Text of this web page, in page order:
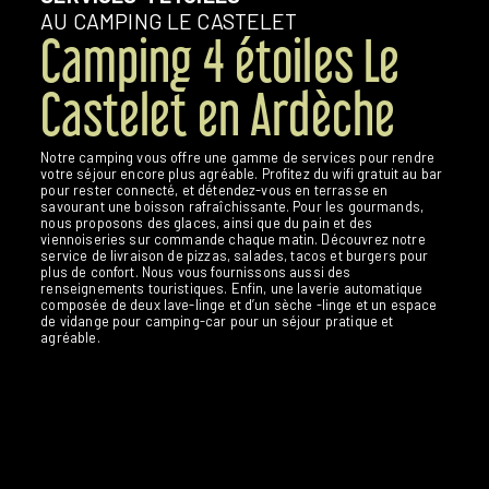
AU CAMPING LE CASTELET
Camping 4 étoiles Le
Castelet en Ardèche
Notre camping vous offre une gamme de services pour rendre
votre séjour encore plus agréable. Profitez du wifi gratuit au bar
pour rester connecté, et détendez-vous en terrasse en
savourant une boisson rafraîchissante. Pour les gourmands,
nous proposons des glaces, ainsi que du pain et des
viennoiseries sur commande chaque matin. Découvrez notre
service de livraison de pizzas, salades, tacos et burgers pour
plus de confort. Nous vous fournissons aussi des
renseignements touristiques. Enfin, une laverie automatique
composée de deux lave-linge et d’un sèche -linge et un espace
de vidange pour camping-car pour un séjour pratique et
agréable.